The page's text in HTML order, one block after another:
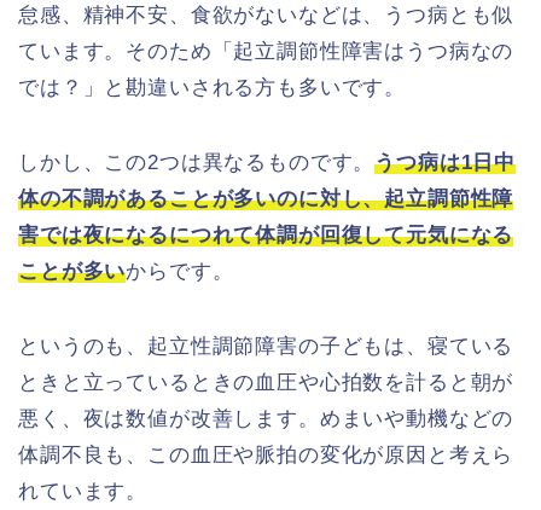
怠感、精神不安、食欲がないなどは、うつ病とも似
ています。そのため「起立調節性障害はうつ病なの
では？」と勘違いされる方も多いです。
しかし、この2つは異なるものです。うつ病は1日中
体の不調があることが多いのに対し、起立調節性障
害では夜になるにつれて体調が回復して元気になる
ことが多いからです。
というのも、起立性調節障害の子どもは、寝ている
ときと立っているときの血圧や心拍数を計ると朝が
悪く、夜は数値が改善します。めまいや動機などの
体調不良も、この血圧や脈拍の変化が原因と考えら
れています。